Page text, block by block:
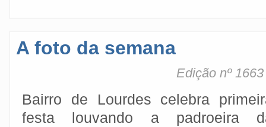
A foto da semana
Edição nº
Bairro de Lourdes celebra
festa louvando a padroeira